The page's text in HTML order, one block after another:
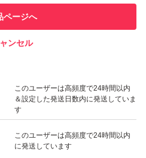
での取引実績があります
このユーザーは高頻度で24時間以内
＆設定した発送日数内に発送していま
す
このユーザーは高頻度で24時間以内
に発送しています
ページへ
ンセル
いいね！
1,250